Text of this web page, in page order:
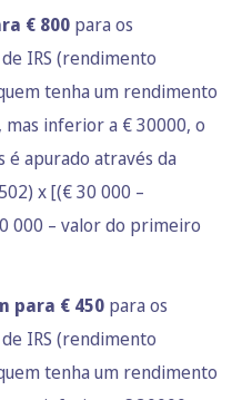
€ 800 para os
IRS (rendimento
tenha um rendimento
inferior a € 30000, o
é apurado através da
x [(€ 30 000 –
000 – valor do primeiro
para € 450 para os
IRS (rendimento
tenha um rendimento